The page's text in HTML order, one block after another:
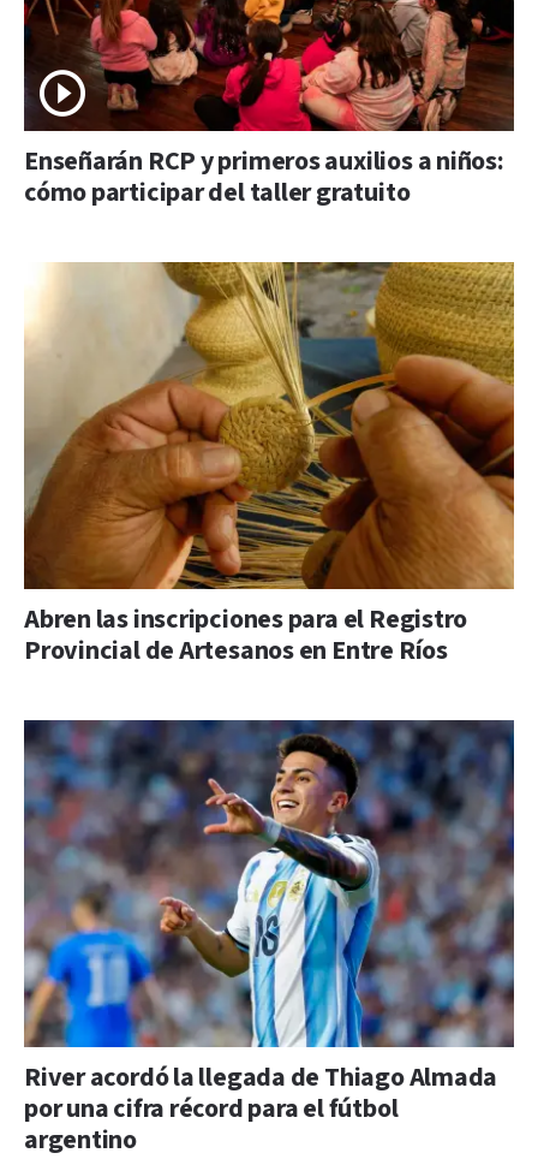
Enseñarán RCP y primeros auxilios a niños:
cómo participar del taller gratuito
Abren las inscripciones para el Registro
Provincial de Artesanos en Entre Ríos
River acordó la llegada de Thiago Almada
por una cifra récord para el fútbol
argentino